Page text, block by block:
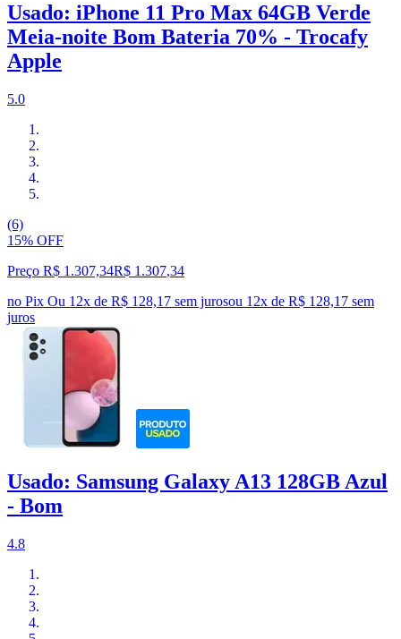
Usado: iPhone 11 Pro Max 64GB Verde
Meia-noite Bom Bateria 70% - Trocafy
Apple
5.0
(6)
15% OFF
Preço R$ 1.307,34R$ 1.307,34
no Pix Ou 12x de R$ 128,17 sem jurosou 12x de R$ 128,17 sem
juros
Usado: Samsung Galaxy A13 128GB Azul
- Bom
4.8